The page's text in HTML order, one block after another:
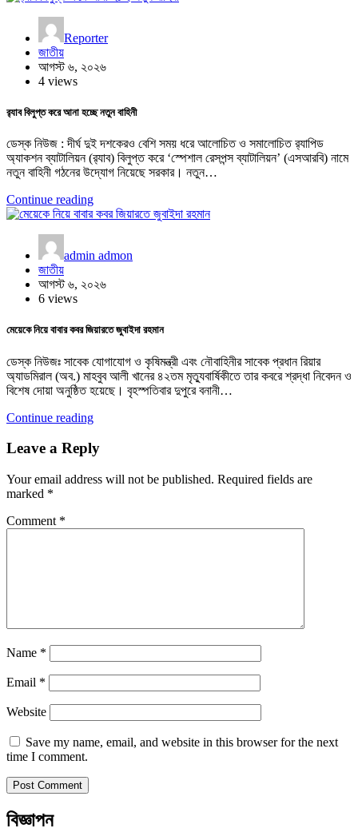
Reporter
জাতীয়
আগস্ট ৬, ২০২৬
4 views
র‍্যাব বিলুপ্ত করে আনা হচ্ছে নতুন বাহিনী
ডেস্ক নিউজ : দীর্ঘ দুই দশকেরও বেশি সময় ধরে আলোচিত ও সমালোচিত র‍্যাপিড
অ্যাকশন ব্যাটালিয়ন (র‍্যাব) বিলুপ্ত করে ‘স্পেশাল রেসপন্স ব্যাটালিয়ন’ (এসআরবি) নামে
নতুন বাহিনী গঠনের উদ্যোগ নিয়েছে সরকার। নতুন…
Continue reading
admin admon
জাতীয়
আগস্ট ৬, ২০২৬
6 views
মেয়েকে নিয়ে বাবার কবর জিয়ারতে জুবাইদা রহমান
ডেস্ক নিউজঃ সাবেক যোগাযোগ ও কৃষিমন্ত্রী এবং নৌবাহিনীর সাবেক প্রধান রিয়ার
অ্যাডমিরাল (অব.) মাহবুব আলী খানের ৪২তম মৃত্যুবার্ষিকীতে তার কবরে শ্রদ্ধা নিবেদন ও
বিশেষ দোয়া অনুষ্ঠিত হয়েছে। বৃহস্পতিবার দুপুরে বনানী…
Continue reading
Leave a Reply
Your email address will not be published. Required fields are
marked *
Comment *
Name *
Email *
Website
Save my name, email, and website in this browser for the next
time I comment.
বিজ্ঞাপন